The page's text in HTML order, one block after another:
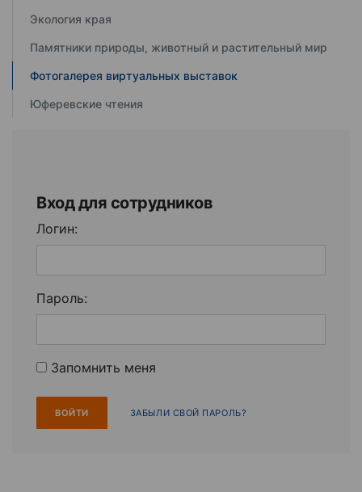
Экология края
Памятники природы, животный и растительный мир
Фотогалерея виртуальных выставок
Юферевские чтения
Вход для сотрудников
Логин:
Пароль:
Запомнить меня
ЗАБЫЛИ СВОЙ ПАРОЛЬ?